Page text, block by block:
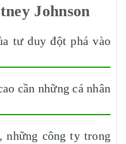
Johnson
tư duy đột phá vào
cần những cá nhân
những công ty trong